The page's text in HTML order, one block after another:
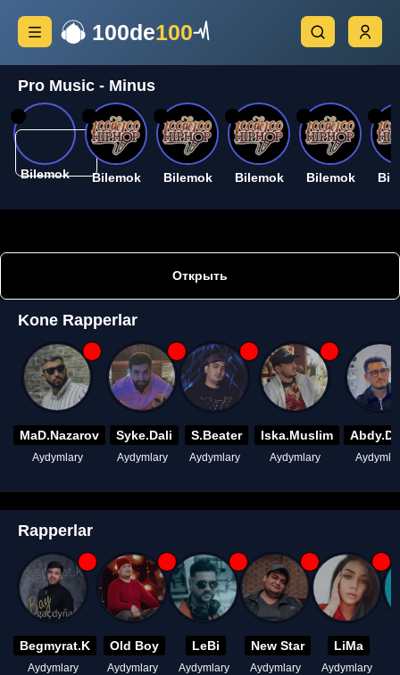
100de100
Pro Music - Minus
Bilemok Bilemok Bilemok Bilemok Bilemok
Открыть
Kone Rapperlar
MaD.Nazarov
Aydymlary
Syke.Dali
Aydymlary
S.Beater
Aydymlary
Iska.Muslim
Aydymlary
Rapperlar
Begmyrat.K
Aydymlary
Old Boy
Aydymlary
LeBi
Aydymlary
New Star
Aydymlary
LiMa
Aydymlary